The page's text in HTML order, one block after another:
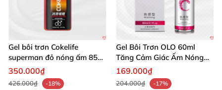
Gel bôi trơn Cokelife
superman đỏ nóng ấm 85g
giảm đau rát hậu môn
350.000₫
426.000₫
-18%
Gel Bôi Trơn OLO 60ml
Tăng Cảm Giác Ấm Nóng
Kích Thích
169.000₫
204.000₫
-17%